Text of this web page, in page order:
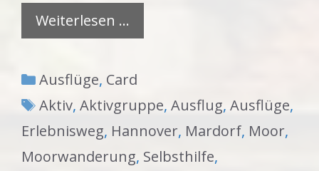
Weiterlesen …
Kategorien
Ausflüge, Card
Schlagwörter
Aktiv, Aktivgruppe, Ausflug, Ausflüge,
Erlebnisweg, Hannover, Mardorf, Moor,
Moorwanderung, Selbsthilfe,